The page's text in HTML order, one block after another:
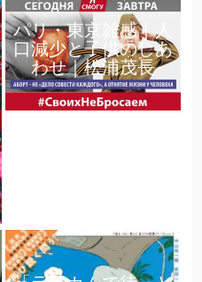
パリ・東京雑感｜人
口減少と子供のしあ
わせ｜松浦茂長